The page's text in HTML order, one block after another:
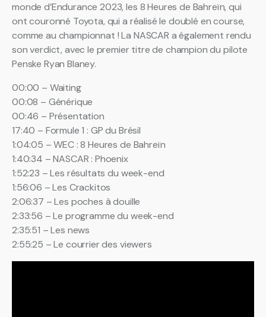
monde d’Endurance 2023, les 8 Heures de Bahreïn, qui
ont couronné Toyota, qui a réalisé le doublé en course,
comme au championnat ! La NASCAR a également rendu
son verdict, avec le premier titre de champion du pilote
Penske Ryan Blaney.
00:00 – Waiting
00:08 – Générique
00:46 – Présentation
17:40 – Formule 1 : GP du Brésil
1:04:05 – WEC : 8 Heures de Bahreïn
1:40:34 – NASCAR : Phoenix
1:52:23 – Les résultats du week-end
1:56:06 – Les Crackitos
2:06:37 – Les poches à douille
2:33:56 – Le programme du week-end
2:35:51 – Les news
2:55:25 – Le courrier des viewers